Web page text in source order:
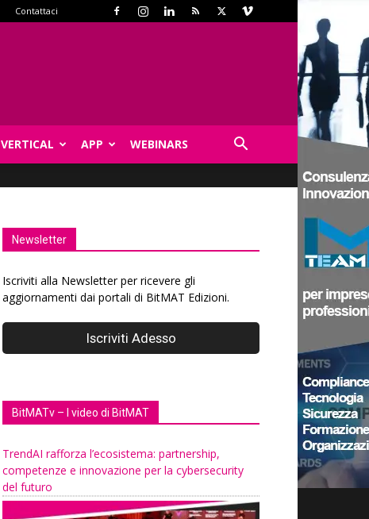
Contattaci
VERTICAL APP WEBINARS
Newsletter
Iscriviti alla Newsletter per ricevere gli
aggiornamenti dai portali di BitMAT Edizioni.
BitMATv – I video di BitMAT
TrendAI rafforza l’ecosistema: partnership,
competenze e innovazione per la cybersecurity
del futuro